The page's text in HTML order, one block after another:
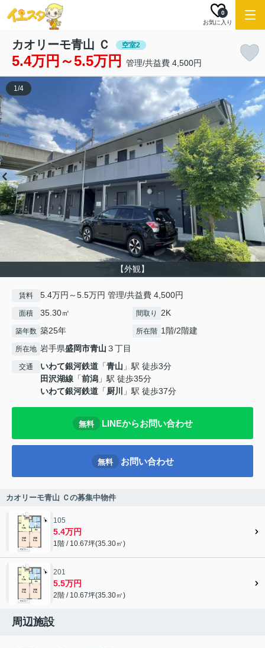
お気に入り
0
カオリーモ青山 Ｃ 空室2
5.4万円～5.5万円 管理/共益費 4,500円
【外観】
1/4
賃料 5.4万円～5.5万円 管理/共益費 4,500円
面積 35.30㎡ 間取り 2K
築年数 築25年 所在階 1階/2階建
所在地 岩手県盛岡市青山 ３丁目
交通 いわて銀河鉄道 「青山 」駅 徒歩3分
田沢湖線 「前潟 」駅 徒歩35分
いわて銀河鉄道 「厨川 」駅 徒歩37分
無料 LINEからお問い合わせ
無料 お問い合わせ
カオリーモ青山 Ｃの募集中物件
105
5.4万円
1階 / 10.67坪(35.30㎡)
201
5.5万円
2階 / 10.67坪(35.30㎡)
周辺施設